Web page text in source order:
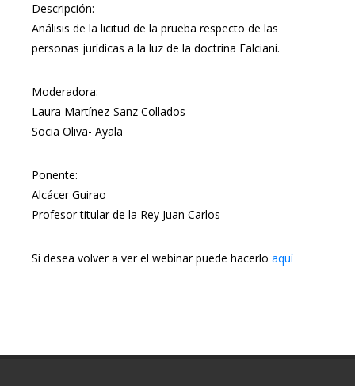
Descripción:
Análisis de la licitud de la prueba respecto de las
personas jurídicas a la luz de la doctrina Falciani.
Moderadora:
Laura Martínez-Sanz Collados
Socia Oliva- Ayala
Ponente:
Alcácer Guirao
Profesor titular de la Rey Juan Carlos
Si desea volver a ver el webinar puede hacerlo aquí